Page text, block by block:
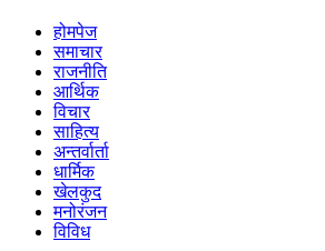
होमपेज
समाचार
राजनीति
आर्थिक
विचार
साहित्य
अन्तर्वार्ता
धार्मिक
खेलकुद
मनोरंजन
विविध